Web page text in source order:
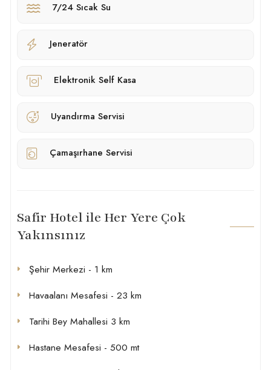
7/24 Sıcak Su
Jeneratör
Elektronik Self Kasa
Uyandırma Servisi
Çamaşırhane Servisi
Safir Hotel ile Her Yere Çok
Yakınsınız
Şehir Merkezi - 1 km
Havaalanı Mesafesi - 23 km
Tarihi Bey Mahallesi 3 km
Hastane Mesafesi - 500 mt